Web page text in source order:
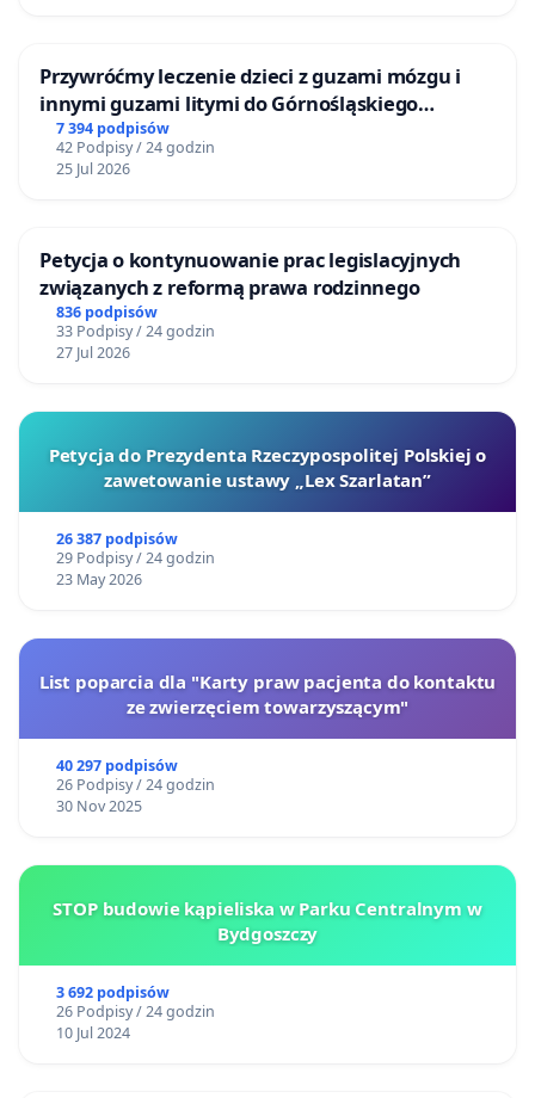
Przywróćmy leczenie dzieci z guzami mózgu i
innymi guzami litymi do Górnośląskiego
Centrum Zdrowia Dziecka w Katowicach
7 394 podpisów
42 Podpisy / 24 godzin
25 Jul 2026
Petycja o kontynuowanie prac legislacyjnych
związanych z reformą prawa rodzinnego
836 podpisów
33 Podpisy / 24 godzin
27 Jul 2026
Petycja do Prezydenta Rzeczypospolitej Polskiej o
zawetowanie ustawy „Lex Szarlatan”
26 387 podpisów
29 Podpisy / 24 godzin
23 May 2026
List poparcia dla "Karty praw pacjenta do kontaktu
ze zwierzęciem towarzyszącym"
40 297 podpisów
26 Podpisy / 24 godzin
30 Nov 2025
STOP budowie kąpieliska w Parku Centralnym w
Bydgoszczy
3 692 podpisów
26 Podpisy / 24 godzin
10 Jul 2024